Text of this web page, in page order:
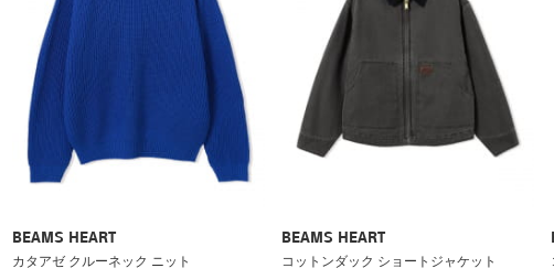
BEAMS HEART
カタアゼ クルーネック ニット
BEAMS HEART
コットンダック ショートジャケット